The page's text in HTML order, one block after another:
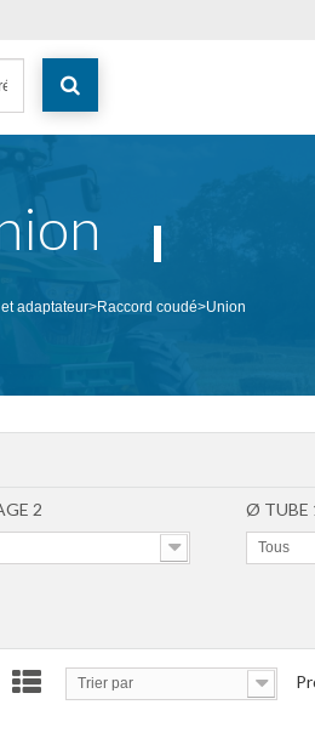
adaptateur>Raccord coudé>Union
2 Ø TUBE
Tous
Trier par